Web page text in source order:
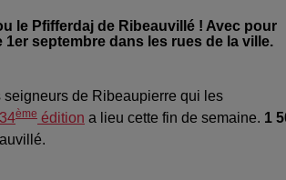
le Pfifferdaj de Ribeauvillé ! Avec pour
septembre dans les rues de la ville.
de Ribeaupierre qui les
ème édition a lieu cette fin de semaine. 1